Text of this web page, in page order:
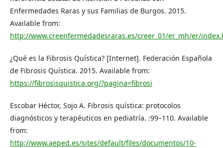
Enfermedades Raras y sus Familias de Burgos. 2015.
Available from:
http://www.creenfermedadesraras.es/creer_01/er_mh/er/
¿Qué es la Fibrosis Quística? [Internet]. Federación Española
de Fibrosis Quística. 2015. Available from:
https://fibrosisquistica.org/?pagina=fibrosi
Escobar Héctor, Sojo A. Fibrosis quística: protocolos
diagnósticos y terapéuticos en pediatría. :99–110. Available
from:
http://www.aeped.es/sites/default/files/documentos/10-